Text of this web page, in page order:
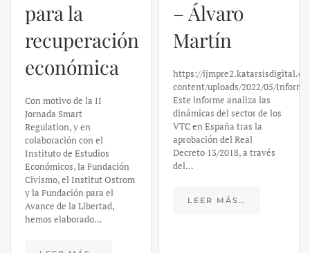
para la
recuperación
económica
Con motivo de la II
Jornada Smart
Regulation, y en
colaboración con el
Instituto de Estudios
Económicos, la Fundación
Civismo, el Institut Ostrom
y la Fundación para el
Avance de la Libertad,
hemos elaborado…
– Álvaro
Martín
https://
content/uploads/2022/05/
Este informe analiza las
dinámicas del sector de los
VTC en España tras la
aprobación del Real
Decreto 13/2018, a través
del…
LEER MÁS…